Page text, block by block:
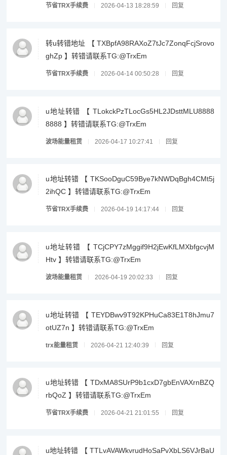
节省TRX手续费 2026-04-13 18:28:59 回复
转u转错地址 【 TXBpfA98RAXoZ7tJc7ZonqFcjSrovo
ghZp 】转错请联系TG:@TrxEm
节省TRX手续费 2026-04-14 00:50:28 回复
u地址转错 【 TLokckPzTLocGs5HL2JDsttMLU8888
8888 】转错请联系TG:@TrxEm
波场能量租赁 2026-04-17 10:27:41 回复
u地址转错 【 TKSooDguC59Bye7kNWDqBgh4CMt5j
2ihQC 】转错请联系TG:@TrxEm
节省TRX手续费 2026-04-19 14:17:44 回复
u地址转错 【 TCjCPY7zMggif9H2jEwKfLMXbfgcvjM
Htv 】转错请联系TG:@TrxEm
波场能量租赁 2026-04-19 20:02:33 回复
u地址转错 【 TEYDBwv9T92KPHuCa83E1T8hJmu7
otUZ7n 】转错请联系TG:@TrxEm
trx能量租赁 2026-04-21 12:40:39 回复
u地址转错 【 TDxMA8SUrP9b1cxD7gbEnVAXrnBZQ
rbQoZ 】转错请联系TG:@TrxEm
节省TRX手续费 2026-04-21 21:01:55 回复
u地址转错 【 TTLvAVAWkvrudHoSaPvXbLS6VJrBaU